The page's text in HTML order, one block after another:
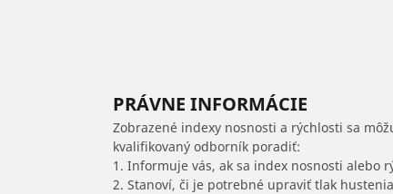
PRÁVNE INFORMÁCIE
Zobrazené indexy nosnosti a rýchlosti sa
kvalifikovaný odborník poradiť:
1. Informuje vás, ak sa index nosnosti
2. Stanoví, či je potrebné upraviť tlak